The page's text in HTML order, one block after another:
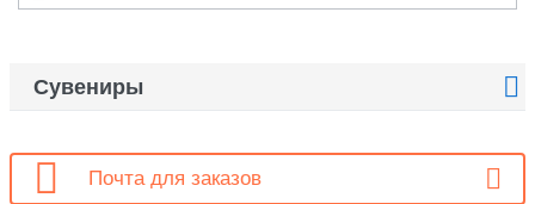
Сувениры 
 Почта для заказов